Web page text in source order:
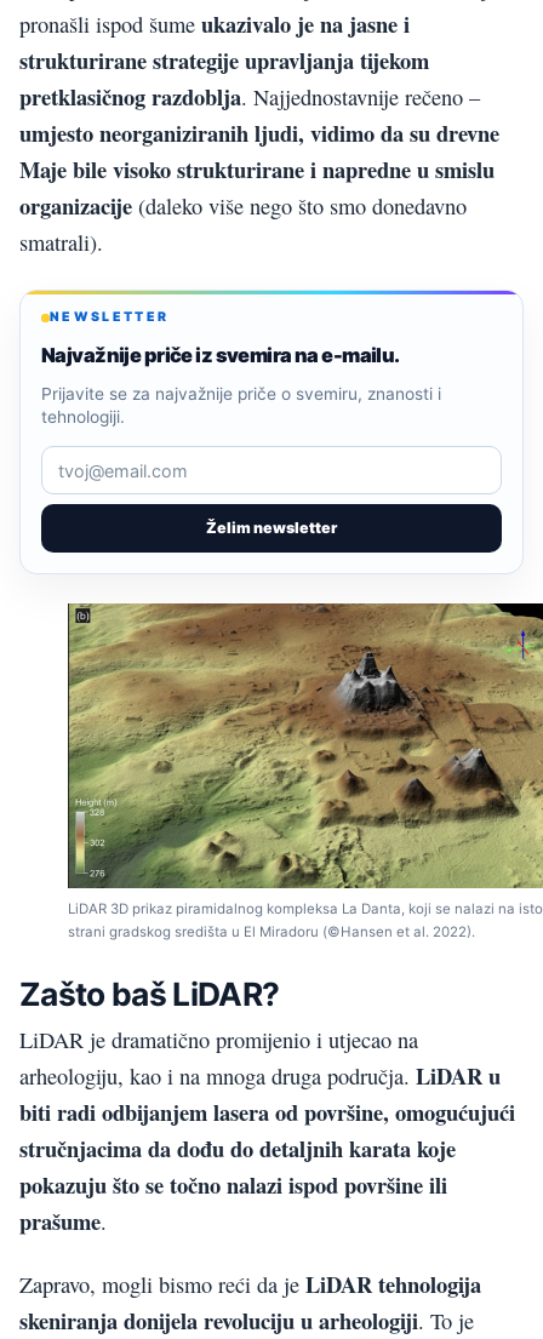
pronašli ispod šume ukazivalo je na jasne i
strukturirane strategije upravljanja tijekom
pretklasičnog razdoblja. Najjednostavnije rečeno –
umjesto neorganiziranih ljudi, vidimo da su drevne
Maje bile visoko strukturirane i napredne u smislu
organizacije (daleko više nego što smo donedavno
smatrali).
NEWSLETTER
Najvažnije priče iz svemira na e-mailu.
Želim newsletter
Prijavite se za najvažnije priče o svemiru, znanosti i
tehnologiji.
LiDAR 3D prikaz piramidalnog kompleksa La Danta, koji se nalazi na
strani gradskog središta u El Miradoru (©Hansen et al. 2022).
Zašto baš LiDAR?
LiDAR je dramatično promijenio i utjecao na
arheologiju, kao i na mnoga druga područja. LiDAR u
biti radi odbijanjem lasera od površine, omogućujući
stručnjacima da dođu do detaljnih karata koje
pokazuju što se točno nalazi ispod površine ili
prašume.
Zapravo, mogli bismo reći da je LiDAR tehnologija
skeniranja donijela revoluciju u arheologiji. To je